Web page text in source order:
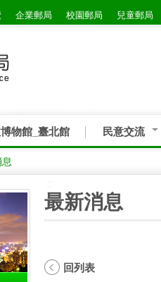
企業郵局 校園郵局 兒童郵局
物館_臺北館 民意交流
最新消息
回列表